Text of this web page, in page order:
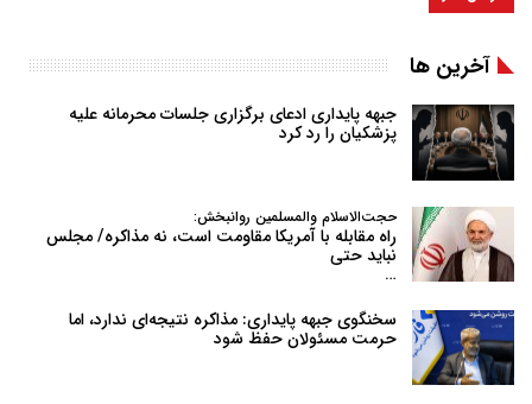
آخرین ها
جبهه پایداری ادعای برگزاری جلسات محرمانه علیه
پزشکیان را رد کرد
حجت‌الاسلام والمسلمین روانبخش:
راه مقابله با آمریکا مقاومت است، نه مذاکره/ مجلس
نباید حتی
…
سخنگوی جبهه پایداری: مذاکره نتیجه‌ای ندارد، اما
حرمت مسئولان حفظ شود